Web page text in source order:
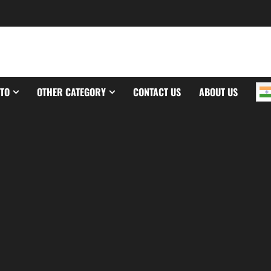
OTHER CATEGORY CONTACT US ABOUT US